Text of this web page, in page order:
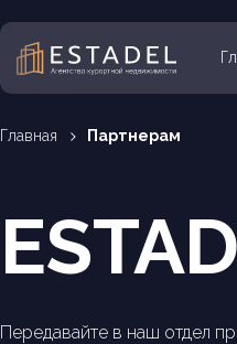
Главная Партнерам
Передавайте в наш отдел